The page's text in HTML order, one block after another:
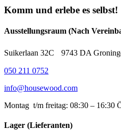
Komm und erlebe es selbst!
Ausstellungsraum (Nach
Suikerlaan 32C 9743 DA
050 211 0752
info@housewood.com
Montag t/m freitag: 08:30 – 16:30
Lager (Lieferanten)